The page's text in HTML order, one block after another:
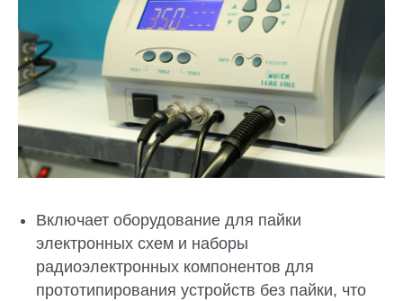
Включает оборудование для пайки
электронных схем и наборы
радиоэлектронных компонентов для
прототипирования устройств без пайки, что